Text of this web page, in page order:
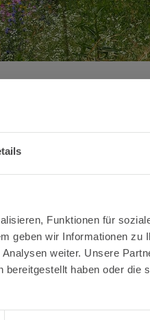
Funktionen für
geben wir Informationen zu
weiter. Unsere
haben oder die
und Musik
18 Uhr zur
Mosel!“ ein.
(DLR)
für alle